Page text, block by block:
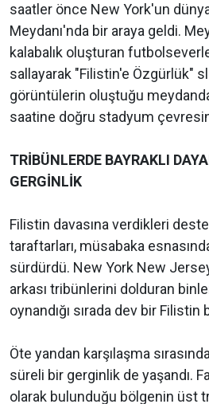
saatler önce New York'un
Meydanı'nda bir araya geldi.
kalabalık oluşturan
sallayarak "Filistin'e Özgürlük"
görüntülerin oluştuğu
saatine doğru stadyum
TRİBÜNLERDE BAYRAKLI
GERGİNLİK
Filistin davasına verdikleri
taraftarları, müsabaka
sürdürdü. New York New
arkası tribünlerini dolduran
oynandığı sırada dev bir Filistin
Öte yandan karşılaşma
süreli bir gerginlik de yaşandı.
olarak bulunduğu bölgenin üst